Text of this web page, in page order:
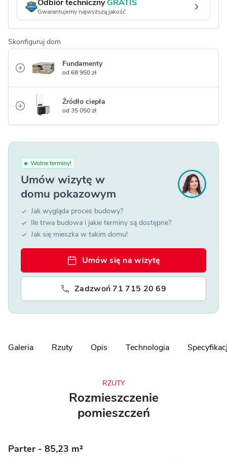
Odbiór technicznyGRATIS
Gwarantujemy najwyższą jakość
Skonfiguruj dom
Fundamenty
od 68 950 zł
Źródło ciepła
od 35 050 zł
Wolne terminy!
Umów wizytę w
domu pokazowym
Jak wygląda proces budowy?
Ile trwa budowa i jakie terminy są dostępne?
Jak się mieszka w takim domu!
Umów się na wizytę
Zadzwoń 71 715 20 69
Galeria Rzuty Opis Technologia
RZUTY
Rozmieszczenie
pomieszczeń
Parter - 85,23 m²